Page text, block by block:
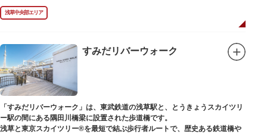
デパート浅草花やしき店」も併設され、さまざまな娯楽を楽しめる浅草の
「遊びの場」として親しまれています。
と菊細工を主とした花園（かえん）として誕生しました。明治時代に入ると
遊戯施設が置かれ、珍鳥や猛獣、見世物の展示などでも評判に。全国有数の
動物園としても知られるようになりました。戦後は遊園地として再開し、温
かさと懐かしさを併せ持つレトロなアトラクションや雰囲気で人気のスポッ
トとなっています。幼児（0歳～4歳）は入園とのりもの料が無料で、年齢や
身長制限の無いアトラクションもあり、子どもの遊園地デビューにもぴった
りです。
浅草中央部エリア
すみだリバーウォーク
「すみだリバーウォーク」は、東武鉄道の浅草駅と、とうきょうスカイツリ
ー駅の間にある隅田川橋梁に設置された歩道橋です。
浅草と東京スカイツリー®を最短で結ぶ歩行者ルートで、歴史ある鉄道橋や